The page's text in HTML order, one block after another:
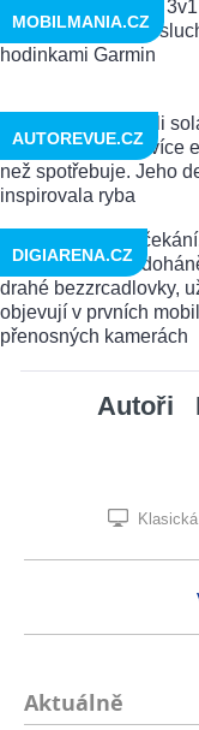
MOBILMANIA.CZ
AUTOREVUE.CZ
DIGIARENA.CZ
Autoři
Aktuálně